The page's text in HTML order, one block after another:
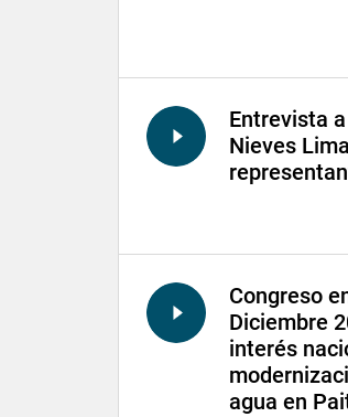
Entrevista
Nieves
Congreso
Diciembre
interés
agua en